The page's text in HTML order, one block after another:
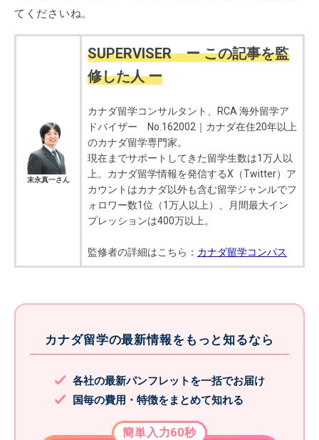
てくださいね。
末永真一さん
SUPERVISER ー この記事を監
修した人 ー
カナダ留学コンサルタント、RCA 海外留学ア
ドバイザー No.162002｜カナダ在住20年以上
のカナダ留学専門家。
現在までサポートしてきた留学生数は1万人以
上。カナダ留学情報を発信するX（Twitter）ア
カウントはカナダ以外も含む留学ジャンルでフ
ォロワー数1位（1万人以上）、月間最大イン
プレッションは400万以上。
監修者の詳細はこちら： カナダ留学コンパス
カナダ留学の最新情報をもっと知るなら
各社の最新パンフレットを一括でお届け
国毎の費用・特徴をまとめて知れる
簡単入力60秒